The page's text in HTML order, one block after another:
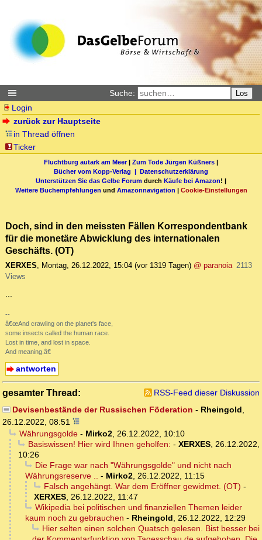
Suche: Los
Login
zurück zur Hauptseite
in Thread öffnen
Ticker
Fluchtburg autark am Meer| Zum Tode Jürgen Küßners |
Bücher vom Kopp-Verlag | Datenschutzerklärung
Unterstützen Sie das Gelbe Forum durch Käufe bei Amazon! |
Weitere Buchempfehlungen und Amazonnavigation | Cookie-Einstellungen
Doch, sind in den meissten Fällen Korrespondentbank
für die monetäre Abwicklung des internationalen
Geschäfts. (OT)
XERXES, Montag, 26.12.2022, 15:04 (vor 1319 Tagen) @ paranoia 2113
Views
...
--
â€œAnd crawling on the planet's face,
some insects called the human race.
Lost in time, and lost in space.
And meaning.â€
antworten
gesamter Thread:
RSS-Feed dieser Diskussion
Devisenbestände der Russischen Föderation - Rheingold,
26.12.2022, 08:51
Währungsgolde- Mirko2, 26.12.2022, 10:10
Basiswissen! Hier wird Ihnen geholfen: - XERXES, 26.12.2022,
10:26
Die Frage war nach "Währungsgolde" und nicht nach
Währungsreserve .. - Mirko2, 26.12.2022, 11:15
Falsch angehängt. War dem Eröffner gewidmet. (OT) -
XERXES, 26.12.2022, 11:47
Wikipedia bei politischen und finanziellen Themen leider
kaum noch zu gebrauchen - Rheingold, 26.12.2022, 12:29
Hier selten einen solchen Quatsch gelesen. Bist besser bei